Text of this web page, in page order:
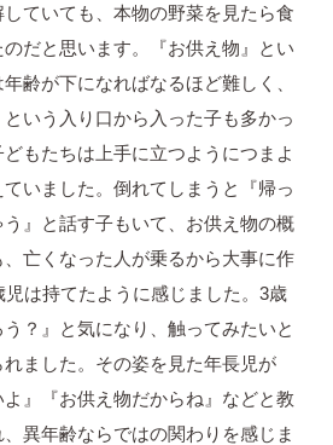
していても、本物の野菜を見たら食
だと思います。『お供え物』とい
齢が下になればなるほど難しく、
という入り口から入った子も多かっ
もたちは上手に立つようにつまよ
いました。倒れてしまうと『帰っ
』と話す子もいて、お供え物の概
亡くなった人が乗るから大事に作
児は持てたように感じました。3歳
？』と気になり、触ってみたいと
ました。その姿を見た年長児が
よ』『お供え物だからね』などと教
異年齢ならではの関わりを感じま